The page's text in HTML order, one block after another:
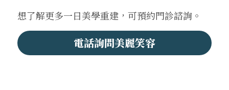
想了解更多一日美學重建，可預約門診諮詢。
電話詢問美麗笑容